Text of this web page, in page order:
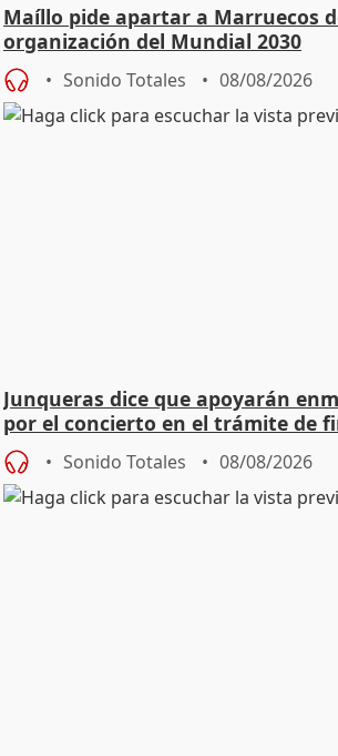
Maíllo pide apartar a Marruecos
organización del Mundial 2030
Sonido Totales 08/08/2026
Junqueras dice que apoyarán
por el concierto en el trámite de
Sonido Totales 08/08/2026